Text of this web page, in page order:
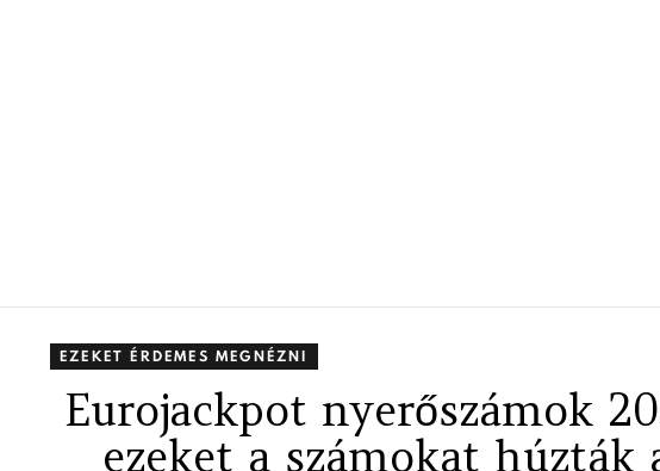
EZEKET ÉRDEMES MEGNÉZNI
Eurojackpot nyerőszámok
ezeket a számokat húzták